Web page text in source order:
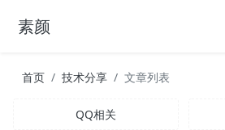
素颜
首页 技术分享 文章列表
QQ相关